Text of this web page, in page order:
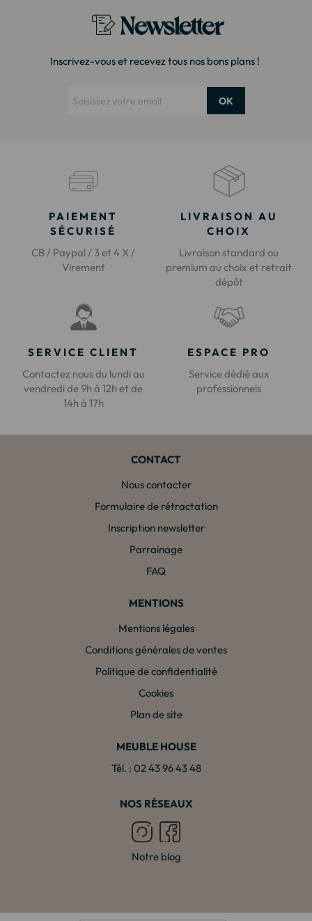
Newsletter
Inscrivez-vous et recevez tous nos bons plans !
OK
PAIEMENT
SÉCURISÉ
CB / Paypal / 3 et 4 X /
Virement
LIVRAISON AU
CHOIX
Livraison standard ou
premium au choix et retrait
dépôt
SERVICE CLIENT
Contactez nous du lundi au
vendredi de 9h à 12h et de
14h à 17h
ESPACE PRO
Service dédié aux
professionnels
CONTACT
Nous contacter
Formulaire de rétractation
Inscription newsletter
Parrainage
FAQ
MENTIONS
Mentions légales
Conditions générales de ventes
Politique de confidentialité
Cookies
Plan de site
MEUBLE HOUSE
Tél. : 02 43 96 43 48
NOS RÉSEAUX
Notre blog